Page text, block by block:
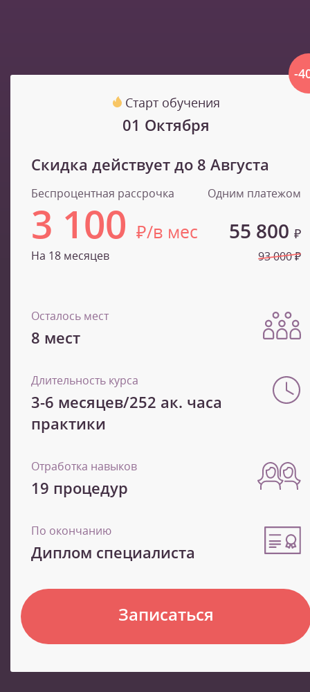
-
Старт обучения
01 Октября
Скидка действует до 8 Августа
Беспроцентная рассрочка
3 100 ₽/в мес
На 18 месяцев
Одним платежом
55 800 ₽
93 000 ₽
Осталось мест
8 мест
Длительность курса
3-6 месяцев/252 ак. часа
практики
Отработка навыков
19 процедур
По окончанию
Диплом специалиста
Записаться